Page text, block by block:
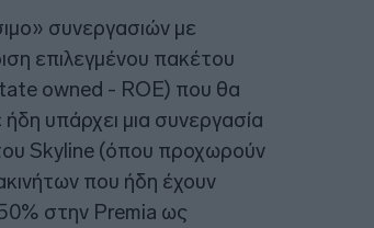
συνεργασιών με
επιλεγμένου πακέτου
owned - ROE) που θα
υπάρχει μια συνεργασία
Skyline (όπου προχωρούν
που ήδη έχουν
στην Premia ως